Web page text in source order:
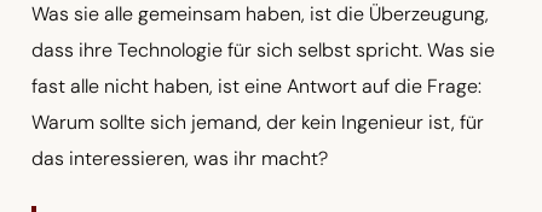
Was sie alle gemeinsam haben, ist die Überzeugung,
dass ihre Technologie für sich selbst spricht. Was sie
fast alle nicht haben, ist eine Antwort auf die Frage:
Warum sollte sich jemand, der kein Ingenieur ist, für
das interessieren, was ihr macht?